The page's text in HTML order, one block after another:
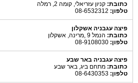
כתובת: קניון עזריאלי, קומה 2, רמלה
טלפון:
פיצה עגבניה אשקלון
כתובת: הנמל 9 ,מרינה, אשקלון
טלפון:
פיצה עגבניה באר שבע
כתובת: מתחם ביג, באר שבע
טלפון: